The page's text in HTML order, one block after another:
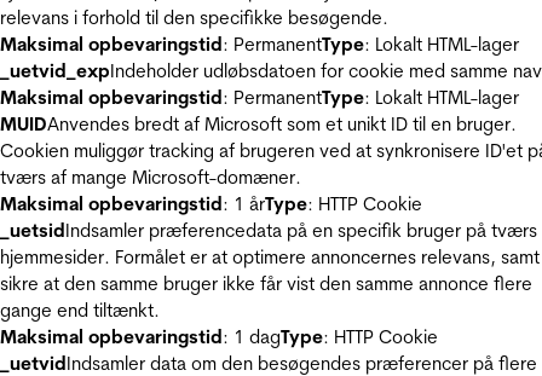
relevans i forhold til den specifikke besøgende.
Maksimal opbevaringstid: PermanentType: Lokalt HTML-lager
_uetvid_expIndeholder udløbsdatoen for cookie med samme
Maksimal opbevaringstid: PermanentType: Lokalt HTML-lager
MUIDAnvendes bredt af Microsoft som et unikt ID til en bruger.
Cookien muliggør tracking af brugeren ved at synkronisere ID'et
tværs af mange Microsoft-domæner.
Maksimal opbevaringstid: 1 årType: HTTP Cookie
_uetsidIndsamler præferencedata på en specifik bruger på tværs
hjemmesider. Formålet er at optimere annoncernes relevans, samt
sikre at den samme bruger ikke får vist den samme annonce flere
gange end tiltænkt.
Maksimal opbevaringstid: 1 dagType: HTTP Cookie
_uetvidIndsamler data om den besøgendes præferencer på flere